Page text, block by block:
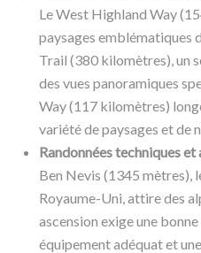
Le West Highland Way
paysages emblématiques
Trail (380 kilomètres), un
des vues panoramiques
Way (117 kilomètres)
variété de paysages et de
Randonnées techniques
Ben Nevis (1345 mètres),
Royaume-Uni, attire des
ascension exige une
équipement adéquat et